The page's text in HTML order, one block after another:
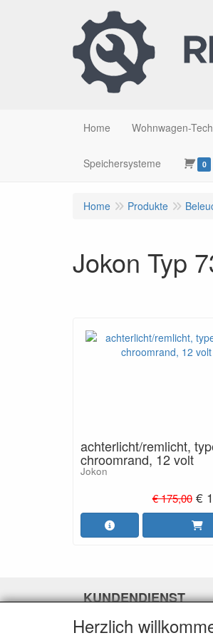
Home Wohnwagen-
Speichersysteme 0
Home Produkte
Jokon Typ
achterlicht/remlicht,
chroomrand, 12 volt
Jokon
€ 175,00 €
KUNDENDIENST
Kontakt
Herzlich